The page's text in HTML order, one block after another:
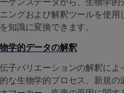
ングおよび解釈ツールを使用
知識に変換できます。
学的データの解釈
子バリエーションの解釈によ
な生物学的プロセス、新規の